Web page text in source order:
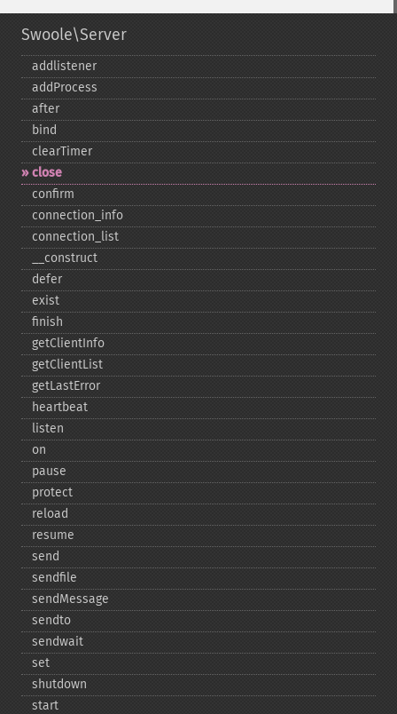
Swoole\Server
addlistener
addProcess
after
bind
clearTimer
close
confirm
connection_​info
connection_​list
_​_​construct
defer
exist
finish
getClientInfo
getClientList
getLastError
heartbeat
listen
on
pause
protect
reload
resume
send
sendfile
sendMessage
sendto
sendwait
set
shutdown
start